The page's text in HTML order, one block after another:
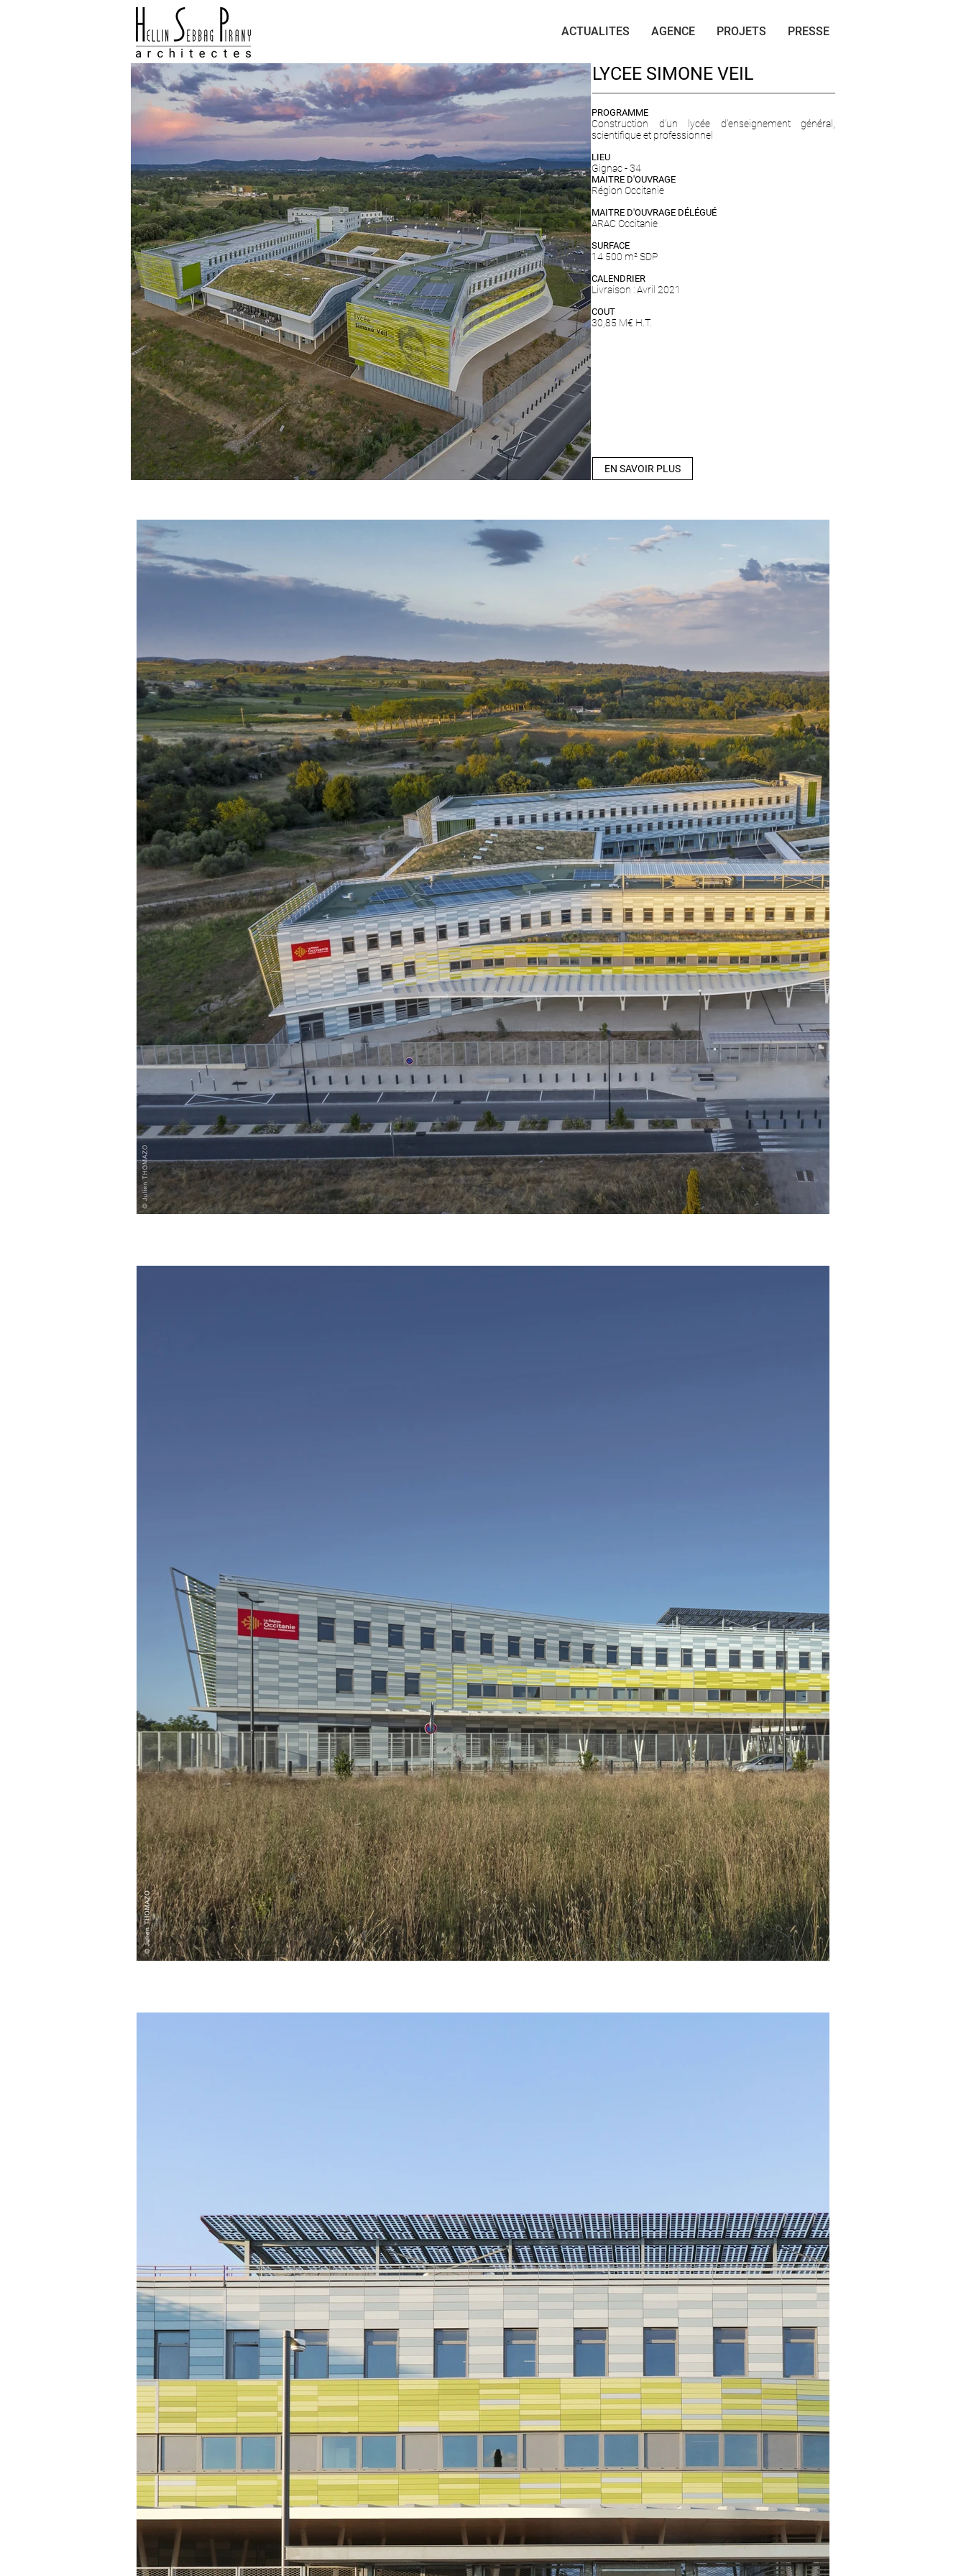
ACTUALITES AGENCE PROJETS PRESSE
LYCEE SIMONE VEIL
PROGRAMME
Construction d'un lycée d'enseignement général,
scientifique et professionnel
LIEU
Gignac - 34
MAITRE D'OUVRAGE
Région Occitanie
MAITRE D'OUVRAGE DÉLÉGUÉ
ARAC Occitanie
SURFACE
14 500 m² SDP
CALENDRIER
Livraison : Avril 2021
COUT
30,85 M€ H.T.
EN SAVOIR PLUS